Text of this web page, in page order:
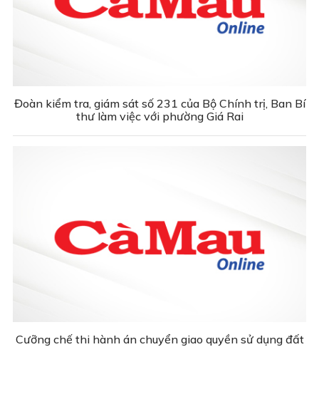
Đoàn kiểm tra, giám sát số 231 của Bộ Chính trị, Ban Bí
thư làm việc với phường Giá Rai
Cưỡng chế thi hành án chuyển giao quyền sử dụng đất